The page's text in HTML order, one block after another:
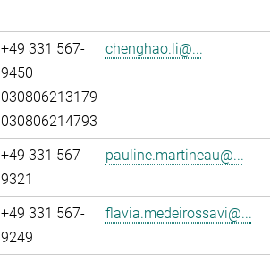
+49 331 567-
9450
030806213179
030806214793
chenghao.li@...
+49 331 567-
9321
pauline.martineau@...
+49 331 567-
9249
flavia.medeirossavi@...